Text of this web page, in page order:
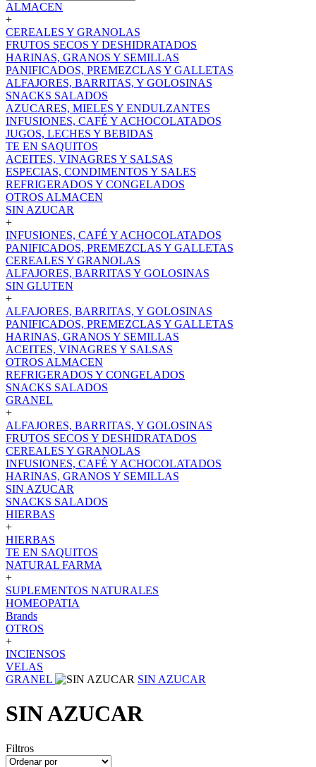
ALMACEN
+
CEREALES Y GRANOLAS
FRUTOS SECOS Y DESHIDRATADOS
HARINAS, GRANOS Y SEMILLAS
PANIFICADOS, PREMEZCLAS Y GALLETAS
ALFAJORES, BARRITAS, Y GOLOSINAS
SNACKS SALADOS
AZUCARES, MIELES Y ENDULZANTES
INFUSIONES, CAFÉ Y ACHOCOLATADOS
JUGOS, LECHES Y BEBIDAS
TE EN SAQUITOS
ACEITES, VINAGRES Y SALSAS
ESPECIAS, CONDIMENTOS Y SALES
REFRIGERADOS Y CONGELADOS
OTROS ALMACEN
SIN AZUCAR
+
INFUSIONES, CAFÉ Y ACHOCOLATADOS
PANIFICADOS, PREMEZCLAS Y GALLETAS
CEREALES Y GRANOLAS
ALFAJORES, BARRITAS Y GOLOSINAS
SIN GLUTEN
+
ALFAJORES, BARRITAS, Y GOLOSINAS
PANIFICADOS, PREMEZCLAS Y GALLETAS
HARINAS, GRANOS Y SEMILLAS
ACEITES, VINAGRES Y SALSAS
OTROS ALMACEN
REFRIGERADOS Y CONGELADOS
SNACKS SALADOS
GRANEL
+
ALFAJORES, BARRITAS, Y GOLOSINAS
FRUTOS SECOS Y DESHIDRATADOS
CEREALES Y GRANOLAS
INFUSIONES, CAFÉ Y ACHOCOLATADOS
HARINAS, GRANOS Y SEMILLAS
SIN AZUCAR
SNACKS SALADOS
HIERBAS
+
HIERBAS
TE EN SAQUITOS
NATURAL FARMA
+
SUPLEMENTOS NATURALES
HOMEOPATIA
Brands
OTROS
+
INCIENSOS
VELAS
GRANEL
SIN AZUCAR
SIN AZUCAR
Filtros